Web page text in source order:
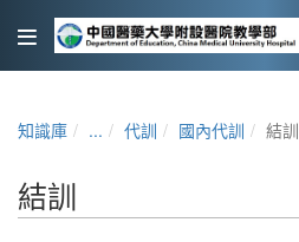
知識庫 ... 代訓 國內代訓 結訓
結訓